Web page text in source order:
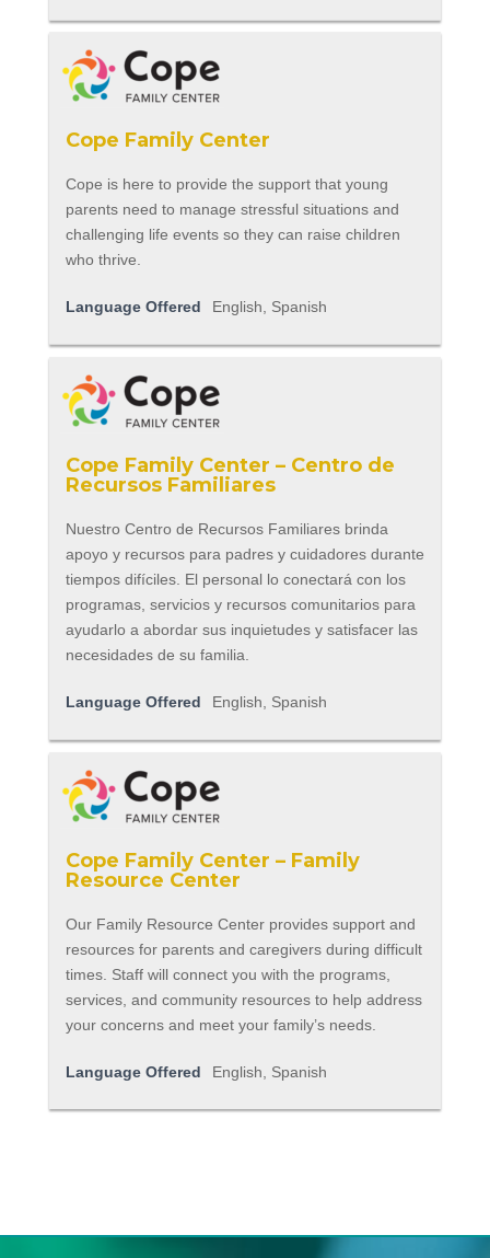
Cope Family Center
Cope is here to provide the support that young
parents need to manage stressful situations and
challenging life events so they can raise children
who thrive.
Language Offered English, Spanish
Cope Family Center – Centro de
Recursos Familiares
Nuestro Centro de Recursos Familiares brinda
apoyo y recursos para padres y cuidadores durante
tiempos difíciles. El personal lo conectará con los
programas, servicios y recursos comunitarios para
ayudarlo a abordar sus inquietudes y satisfacer las
necesidades de su familia.
Language Offered English, Spanish
Cope Family Center – Family
Resource Center
Our Family Resource Center provides support and
resources for parents and caregivers during difficult
times. Staff will connect you with the programs,
services, and community resources to help address
your concerns and meet your family’s needs.
Language Offered English, Spanish